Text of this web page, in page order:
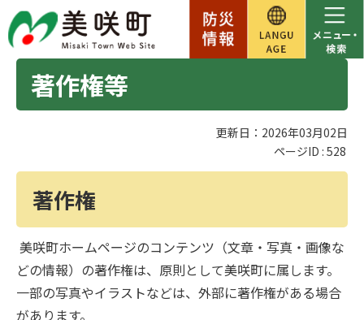
著作権等
更新日：2026年03月02日
ページID : 528
著作権
美咲町ホームページのコンテンツ（文章・写真・画像な
どの情報）の著作権は、原則として美咲町に属します。
一部の写真やイラストなどは、外部に著作権がある場合
があります。